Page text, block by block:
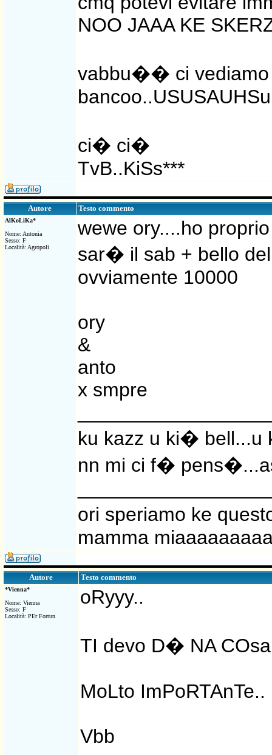
NOO JAAA KE
vabbu�� ci vediamo
ci� ci�
TvB..KiSs***
Autore Testo commento
AlKoLiKa*
Nome: Antonia
Sesso: F
Località: Agropoli
wewe ory....ho
sar� il sab + bello
ovviamente 10000
ory
&
anto
x smpre
ku kazz u ki� bell...u
nn mi ci f�
ori speriamo ke
mamma
Autore Testo commento
*Vienna*
Nome: Vienna
Sesso: F
Località: PEr Fortun
oRyyy..
TI devo D� NA
MoLto ImPoRTAnTe..
Vbb